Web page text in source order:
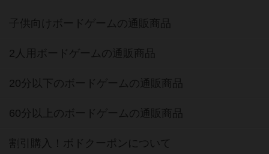
子供向けボードゲームの通販商品
2人用ボードゲームの通販商品
20分以下のボードゲームの通販商品
60分以上のボードゲームの通販商品
割引購入！ボドクーポンについて